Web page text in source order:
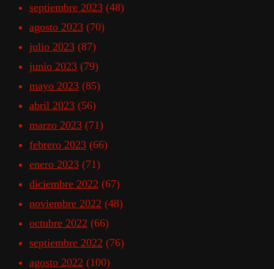
septiembre 2023 (48)
agosto 2023 (70)
julio 2023 (87)
junio 2023 (79)
mayo 2023 (85)
abril 2023 (56)
marzo 2023 (71)
febrero 2023 (66)
enero 2023 (71)
diciembre 2022 (67)
noviembre 2022 (48)
octubre 2022 (66)
septiembre 2022 (76)
agosto 2022 (100)